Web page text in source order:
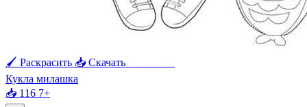
🖌 Раскрасить 📥 Скачать
Кукла милашка
📥 116 7+